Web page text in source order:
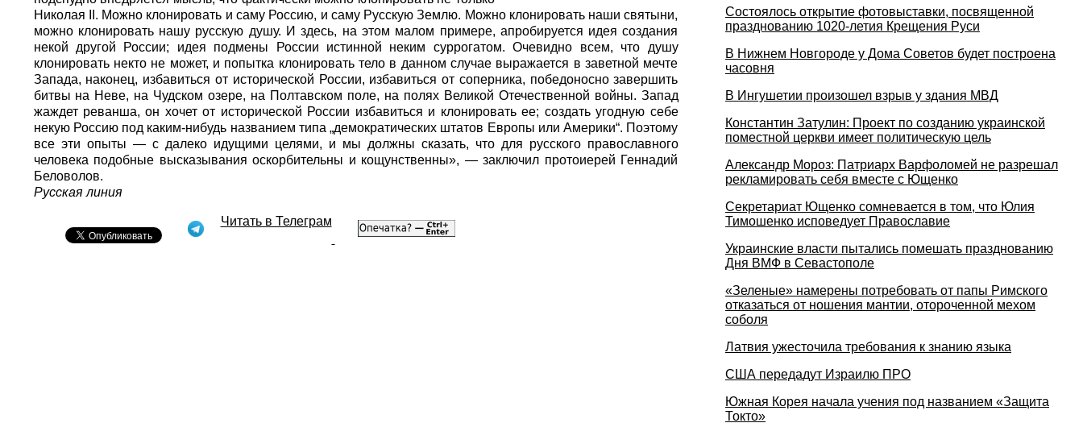
Николая II. Можно клонировать и саму Россию, и саму Русскую Землю. Можно клонировать наши святыни,
можно клонировать нашу русскую душу. И здесь, на этом малом примере, апробируется идея создания
некой другой России; идея подмены России истинной неким суррогатом. Очевидно всем, что душу
клонировать некто не может, и попытка клонировать тело в данном случае выражается в заветной мечте
Запада, наконец, избавиться от исторической России, избавиться от соперника, победоносно завершить
битвы на Неве, на Чудском озере, на Полтавском поле, на полях Великой Отечественной войны. Запад
жаждет реванша, он хочет от исторической России избавиться и клонировать ее; создать угодную себе
некую Россию под каким-нибудь названием типа „демократических штатов Европы или Америки“. Поэтому
все эти опыты — с далеко идущими целями, и мы должны сказать, что для русского православного
человека подобные высказывания оскорбительны и кощунственны», — заключил протоиерей Геннадий
Беловолов.
Русская линия
Читать в Телеграм
Состоялось открытие фотовыставки, посвященной
празднованию 1020-летия Крещения Руси
В Нижнем Новгороде у Дома Советов будет построена
часовня
В Ингушетии произошел взрыв у здания МВД
Константин Затулин: Проект по созданию украинской
поместной церкви имеет политическую цель
Александр Мороз: Патриарх Варфоломей не разрешал
рекламировать себя вместе с Ющенко
Секретариат Ющенко сомневается в том, что Юлия
Тимошенко исповедует Православие
Украинские власти пытались помешать празднованию
Дня ВМФ в Севастополе
«Зеленые» намерены потребовать от папы Римского
отказаться от ношения мантии, отороченной мехом
соболя
Латвия ужесточила требования к знанию языка
США передадут Израилю ПРО
Южная Корея начала учения под названием «Защита
Токто»